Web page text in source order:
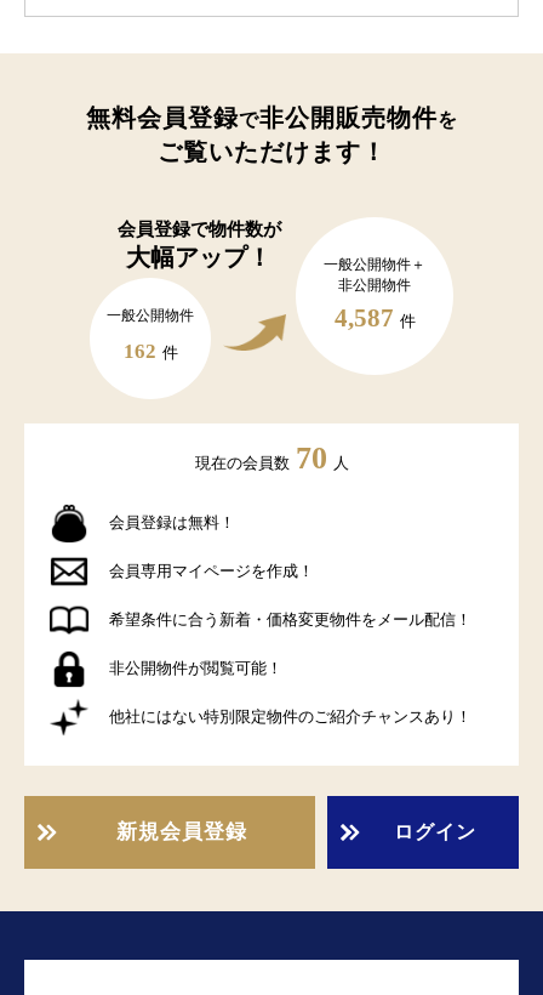
無料会員登録で非公開販売物件を
ご覧いただけます！
会員登録で物件数が
大幅アップ！
一般公開物件
162 件
一般公開物件＋
非公開物件
4,587 件
現在の会員数 70 人
会員登録は無料！
会員専用マイページを作成！
希望条件に合う新着・価格変更物件をメール配信！
非公開物件が閲覧可能！
他社にはない特別限定物件のご紹介チャンスあり！
新規会員登録 ログイン